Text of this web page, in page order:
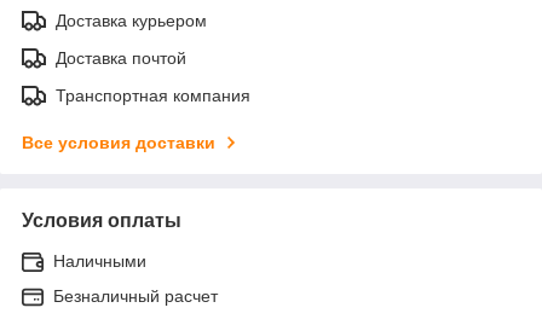
Доставка курьером
Доставка почтой
Транспортная компания
Все условия доставки
Условия оплаты
Наличными
Безналичный расчет